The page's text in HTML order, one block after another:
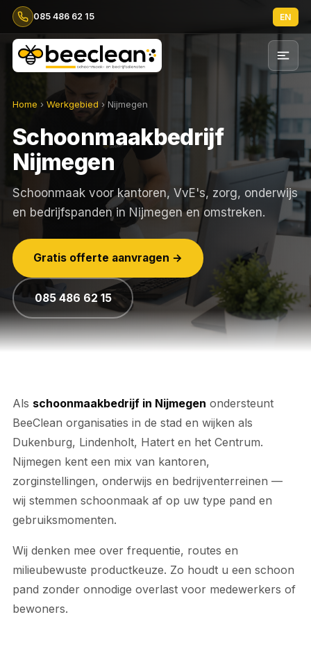
085 486 62 15 EN
Home › Werkgebied › Nijmegen
Schoonmaakbedrijf
Nijmegen
Schoonmaak voor kantoren, VvE's, zorg, onderwijs
en bedrijfspanden in Nijmegen en omstreken.
Gratis offerte aanvragen →
085 486 62 15
Als schoonmaakbedrijf in Nijmegen ondersteunt
BeeClean organisaties in de stad en wijken als
Dukenburg, Lindenholt, Hatert en het Centrum.
Nijmegen kent een mix van kantoren,
zorginstellingen, onderwijs en bedrijventerreinen —
wij stemmen schoonmaak af op uw type pand en
gebruiksmomenten.
Wij denken mee over frequentie, routes en
milieubewuste productkeuze. Zo houdt u een schoon
pand zonder onnodige overlast voor medewerkers of
bewoners.